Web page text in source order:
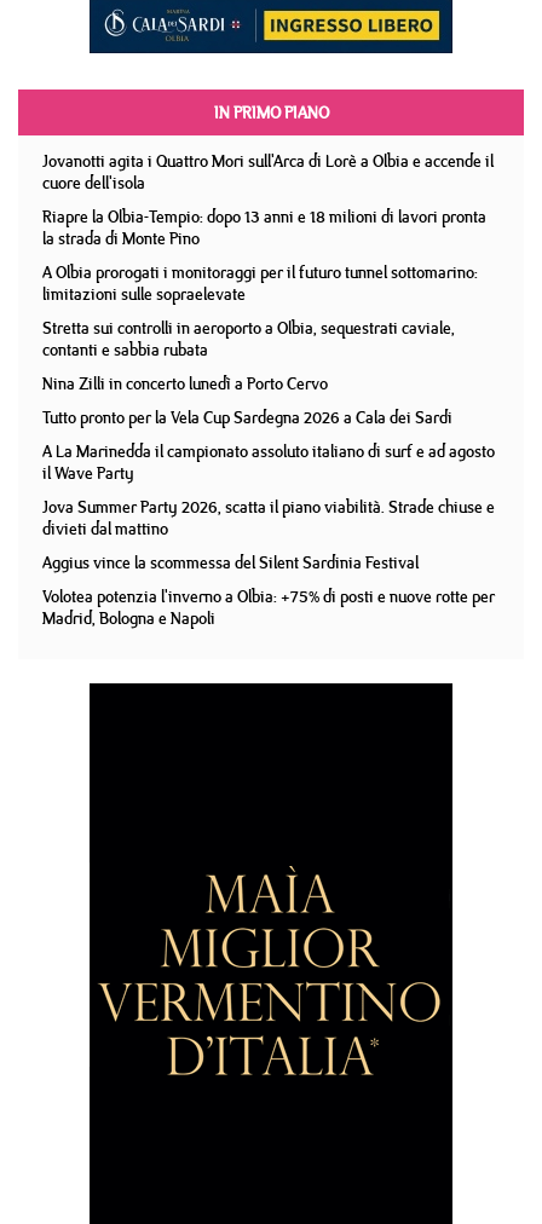
IN PRIMO PIANO
Jovanotti agita i Quattro Mori sull'Arca di Lorè a Olbia e accende il
cuore dell'isola
Riapre la Olbia-Tempio: dopo 13 anni e 18 milioni di lavori pronta
la strada di Monte Pino
A Olbia prorogati i monitoraggi per il futuro tunnel sottomarino:
limitazioni sulle sopraelevate
Stretta sui controlli in aeroporto a Olbia, sequestrati caviale,
contanti e sabbia rubata
Nina Zilli in concerto lunedì a Porto Cervo
Tutto pronto per la Vela Cup Sardegna 2026 a Cala dei Sardi
A La Marinedda il campionato assoluto italiano di surf e ad agosto
il Wave Party
Jova Summer Party 2026, scatta il piano viabilità. Strade chiuse e
divieti dal mattino
Aggius vince la scommessa del Silent Sardinia Festival
Volotea potenzia l'inverno a Olbia: +75% di posti e nuove rotte per
Madrid, Bologna e Napoli